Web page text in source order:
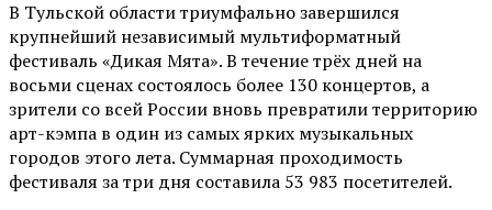
В Тульской области триумфально завершился
крупнейший независимый мультиформатный
фестиваль «Дикая Мята». В течение трёх дней на
восьми сценах состоялось более 130 концертов, а
зрители со всей России вновь превратили территорию
арт-кэмпа в один из самых ярких музыкальных
городов этого лета. Суммарная проходимость
фестиваля за три дня составила 53 983 посетителей.